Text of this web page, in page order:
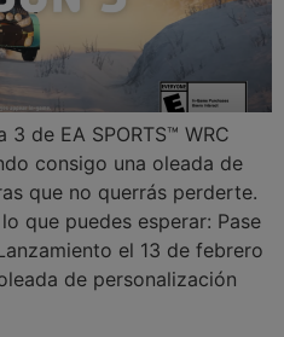
de EA SPORTS™ WRC
consigo una oleada de
que no querrás perderte.
que puedes esperar: Pase
el 13 de febrero
de personalización